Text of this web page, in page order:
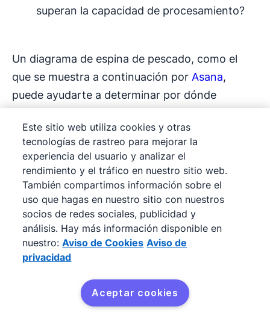
superan la capacidad de procesamiento?
Un diagrama de espina de pescado, como el
que se muestra a continuación por Asana,
puede ayudarte a determinar por dónde
representa el problema que estás tratando de
resolver, mientras que las costillas representan
diferentes categorías y causas del problema.
Obténlo gratis.
Este sitio web utiliza cookies y otras
tecnologías de rastreo para mejorar la
experiencia del usuario y analizar el
rendimiento y el tráfico en nuestro sitio web.
También compartimos información sobre el
uso que hagas en nuestro sitio con nuestros
socios de redes sociales, publicidad y
análisis. Hay más información disponible en
nuestro: Aviso de Cookies Aviso de
privacidad
Aceptar cookies